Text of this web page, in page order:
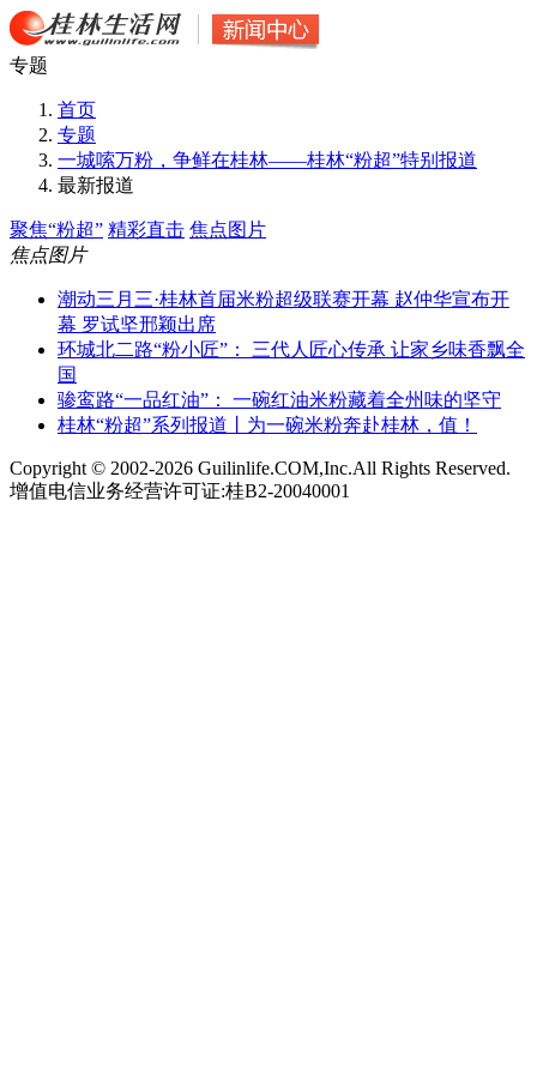
专题
首页
专题
一城嗦万粉，争鲜在桂林——桂林“粉超”特别报道
最新报道
聚焦“粉超” 精彩直击 焦点图片
焦点图片
潮动三月三·桂林首届米粉超级联赛开幕 赵仲华宣布开
幕 罗试坚邢颖出席
环城北二路“粉小匠”： 三代人匠心传承 让家乡味香飘全
国
骖鸾路“一品红油”： 一碗红油米粉藏着全州味的坚守
桂林“粉超”系列报道丨为一碗米粉奔赴桂林，值！
Copyright © 2002-2026 Guilinlife.COM,Inc.All Rights Reserved.
增值电信业务经营许可证:桂B2-20040001